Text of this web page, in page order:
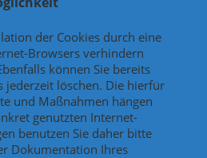
der Cookies durch eine
Browsers verhindern
können Sie bereits
jederzeit löschen. Die hierfür
und Maßnahmen hängen
genutzten Internet-
benutzen Sie daher bitte
Dokumentation Ihres